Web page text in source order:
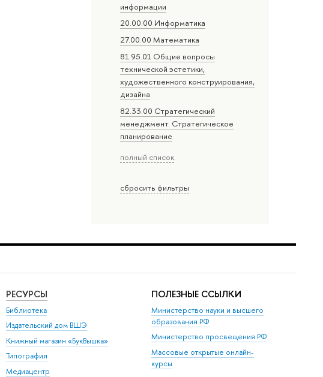
информации
20.00.00 Информатика
27.00.00 Математика
81.95.01 Общие вопросы
технической эстетики,
художественного конструирования,
дизайна
82.33.00 Стратегический
менеджмент. Стратегическое
планирование
полный список
сбросить фильтры
РЕСУРСЫ
Библиотека
Издательский дом ВШЭ
Книжный магазин «БукВышка»
Типография
Медиацентр
ПОЛЕЗНЫЕ ССЫЛКИ
Министерство науки и высшего
образования РФ
Министерство просвещения РФ
Массовые открытые онлайн-
курсы